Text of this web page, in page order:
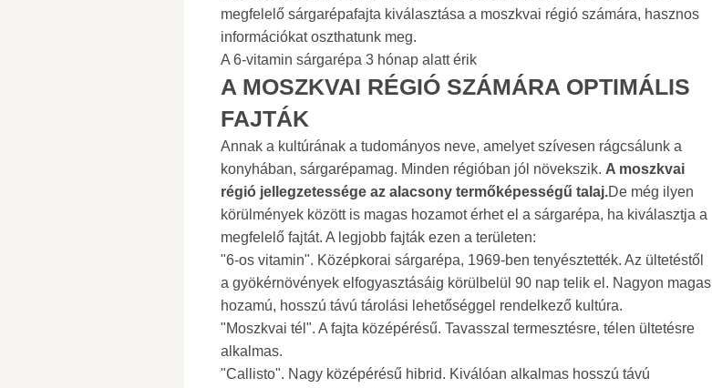
megfelelő sárgarépafajta kiválasztása a moszkvai régió számára, hasznos
információkat oszthatunk meg.
A 6-vitamin sárgarépa 3 hónap alatt érik
A MOSZKVAI RÉGIÓ SZÁMÁRA OPTIMÁLIS
FAJTÁK
Annak a kultúrának a tudományos neve, amelyet szívesen rágcsálunk a
konyhában, sárgarépamag. Minden régióban jól növekszik. A moszkvai
régió jellegzetessége az alacsony termőképességű talaj.De még ilyen
körülmények között is magas hozamot érhet el a sárgarépa, ha kiválasztja a
megfelelő fajtát. A legjobb fajták ezen a területen:
"6-os vitamin". Középkorai sárgarépa, 1969-ben tenyésztették. Az ültetéstől
a gyökérnövények elfogyasztásáig körülbelül 90 nap telik el. Nagyon magas
hozamú, hosszú távú tárolási lehetőséggel rendelkező kultúra.
"Moszkvai tél". A fajta középérésű. Tavasszal termesztésre, télen ültetésre
alkalmas.
"Callisto". Nagy középérésű hibrid. Kiválóan alkalmas hosszú távú